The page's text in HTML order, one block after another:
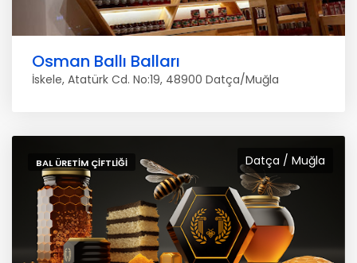
Osman Ballı Balları
İskele, Atatürk Cd. No:19, 48900 Datça/Muğla
Datça / Muğla
BAL ÜRETIM ÇIFTLIĞI